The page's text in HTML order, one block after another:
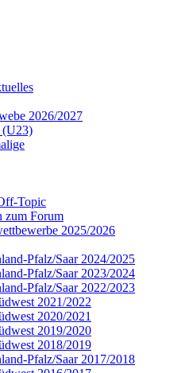
2026/2027
(U23)
Topic
zum Forum
2025/2026
Pfalz/Saar 2024/2025
Pfalz/Saar 2023/2024
Pfalz/Saar 2022/2023
2021/2022
2020/2021
2019/2020
2018/2019
Pfalz/Saar 2017/2018